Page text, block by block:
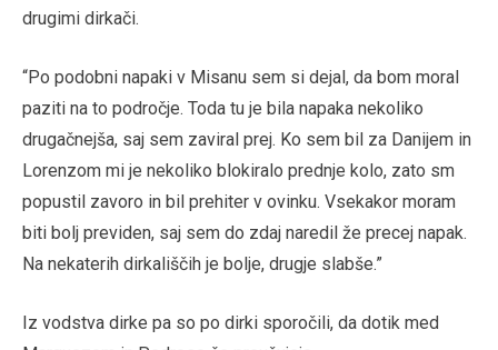
drugimi dirkači.
“Po podobni napaki v Misanu sem si dejal, da bom moral
paziti na to področje. Toda tu je bila napaka nekoliko
drugačnejša, saj sem zaviral prej. Ko sem bil za Danijem in
Lorenzom mi je nekoliko blokiralo prednje kolo, zato sm
popustil zavoro in bil prehiter v ovinku. Vsekakor moram
biti bolj previden, saj sem do zdaj naredil že precej napak.
Na nekaterih dirkališčih je bolje, drugje slabše.”
Iz vodstva dirke pa so po dirki sporočili, da dotik med